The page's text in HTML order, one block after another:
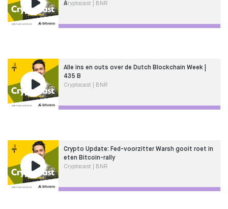
A
Cryptocast | BNR
Alle ins en outs over de Dutch Blockchain Week |
435 B
Cryptocast | BNR
Crypto Update: Fed-voorzitter Warsh gooit roet in
eten Bitcoin-rally
Cryptocast | BNR